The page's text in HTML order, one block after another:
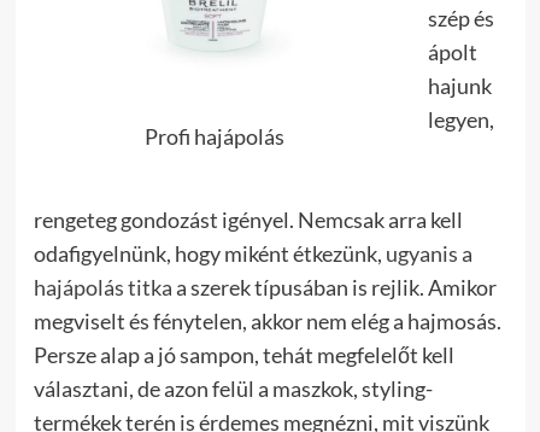
Profi hajápolás
szép és
ápolt
hajunk
legyen,
rengeteg gondozást igényel. Nemcsak arra kell
odafigyelnünk, hogy miként étkezünk, ugyanis a
hajápolás titkaa szerek típusában is rejlik. Amikor
megviselt és fénytelen, akkor nem elég a hajmosás.
Persze alap a jó sampon, tehát megfelelőt kell
választani, de azon felül a maszkok, styling-
termékek terén is érdemes megnézni, mit viszünk